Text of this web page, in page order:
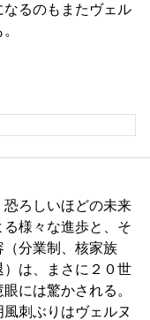
るのもまたヴェル
ろしいほどの未来
様々な進歩と、そ
分業制、核家族
は、まさに２０世
には驚かされる。
刺ぶりはヴェルヌ